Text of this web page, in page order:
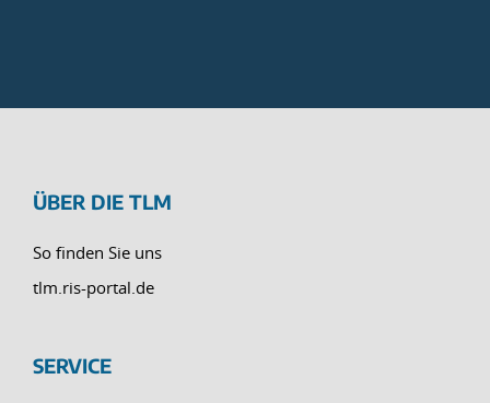
ÜBER DIE TLM
So finden Sie uns
tlm.ris-portal.de
SERVICE